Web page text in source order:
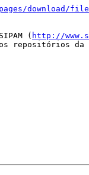
download/file/
( http://
da